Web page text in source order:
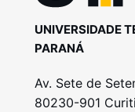
UNIVERSIDADE
PARANÁ
Av. Sete de
80230-901